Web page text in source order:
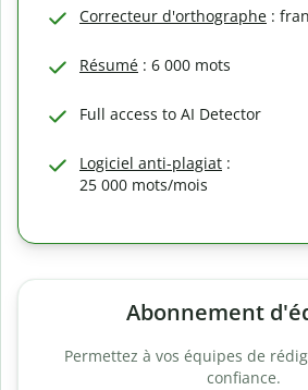
Correcteur d'orthographe :
Résumé : 6 000 mots
Full access to AI Detector
Logiciel anti-plagiat :
25 000 mots/mois
Abonnement
Permettez à vos équipes de
confiance.